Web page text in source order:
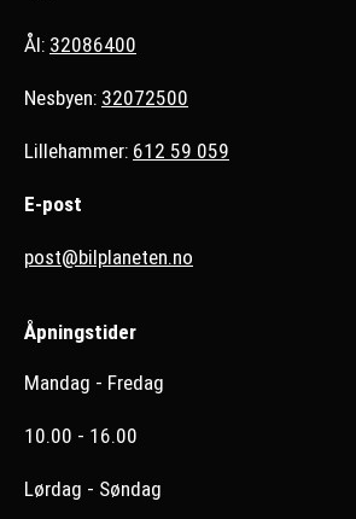
Ål: 32086400
Nesbyen: 32072500
Lillehammer: 612 59 059
E-post
post@bilplaneten.no
Åpningstider
Mandag - Fredag
10.00 - 16.00
Lørdag - Søndag